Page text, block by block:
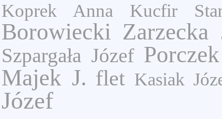
Koprek Anna Kucfir
Borowiecki Zarzecka
Szpargała Józef
Majek J. flet Kasiak
Józef